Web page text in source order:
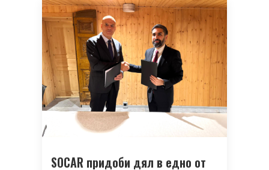
SOCAR придоби дял в едно от